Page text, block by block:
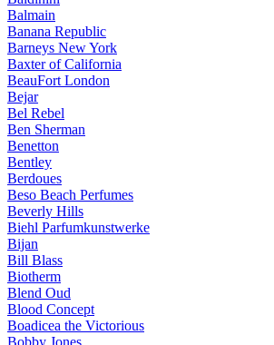
Balmain
Banana Republic
Barneys New York
Baxter of California
BeauFort London
Bejar
Bel Rebel
Ben Sherman
Benetton
Bentley
Berdoues
Beso Beach Perfumes
Beverly Hills
Biehl Parfumkunstwerke
Bijan
Bill Blass
Biotherm
Blend Oud
Blood Concept
Boadicea the Victorious